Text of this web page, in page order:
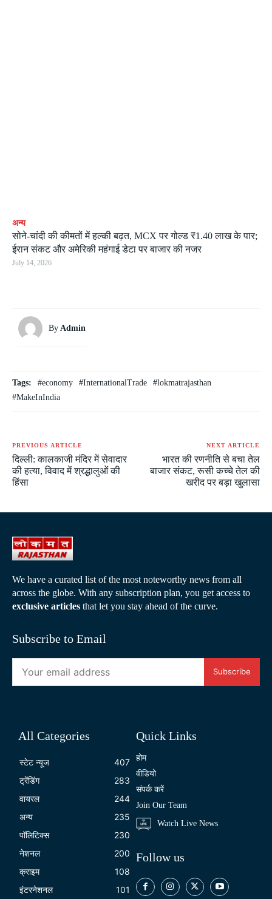
अन्य
सोने-चांदी की कीमतों में हल्की बढ़त, MCX पर गोल्ड ₹1.40 लाख के पार;
ईरान संकट और अमेरिकी महंगाई डेटा पर बाजार की नजर
July 14, 2026
By Admin
Tags: #economy #InternationalTrade
#lokmatrajasthan
#MakeInIndia
PREVIOUS ARTICLE
दिल्ली: कालकाजी मंदिर में सेवादार
की हत्या, विवाद में श्रद्धालुओं की
हिंसा
NEXT ARTICLE
भारत की रणनीति से बचा तेल
बाजार संकट, रूसी कच्चे तेल की
खरीद पर बड़ा खुलासा
We have a curated list of the most noteworthy news from all
across the globe. With any subscription plan, you get access to
exclusive articles that let you stay ahead of the curve.
Subscribe to Email
Subscribe
All Categories
स्टेट न्यूज
407
ट्रेंडिंग
283
वायरल
244
अन्य
235
पॉलिटिक्स
230
नेशनल
200
क्राइम
108
इंटरनेशनल
101
Quick Links
होम
वीडियो
संपर्क करें
Join Our Team
Watch Live News
Follow us